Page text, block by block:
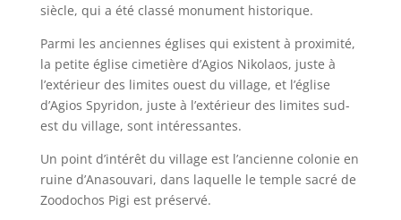
siècle, qui a été classé monument historique.
Parmi les anciennes églises qui existent à proximité,
la petite église cimetière d’Agios Nikolaos, juste à
l’extérieur des limites ouest du village, et l’église
d’Agios Spyridon, juste à l’extérieur des limites sud-
est du village, sont intéressantes.
Un point d’intérêt du village est l’ancienne colonie en
ruine d’Anasouvari, dans laquelle le temple sacré de
Zoodochos Pigi est préservé.